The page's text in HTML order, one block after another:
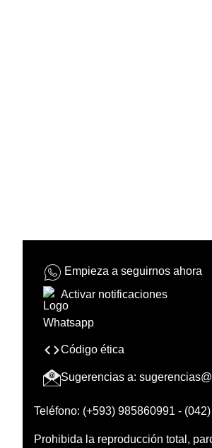
Empieza a seguirnos ahora
Activar notificaciones
Código ética
Sugerencias a:
Teléfono: (+593) 985860991 -
Prohibida la reproducción total,